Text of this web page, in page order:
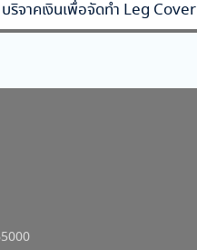
ริจาคเงินเพื่อจัดทำ Leg Cover